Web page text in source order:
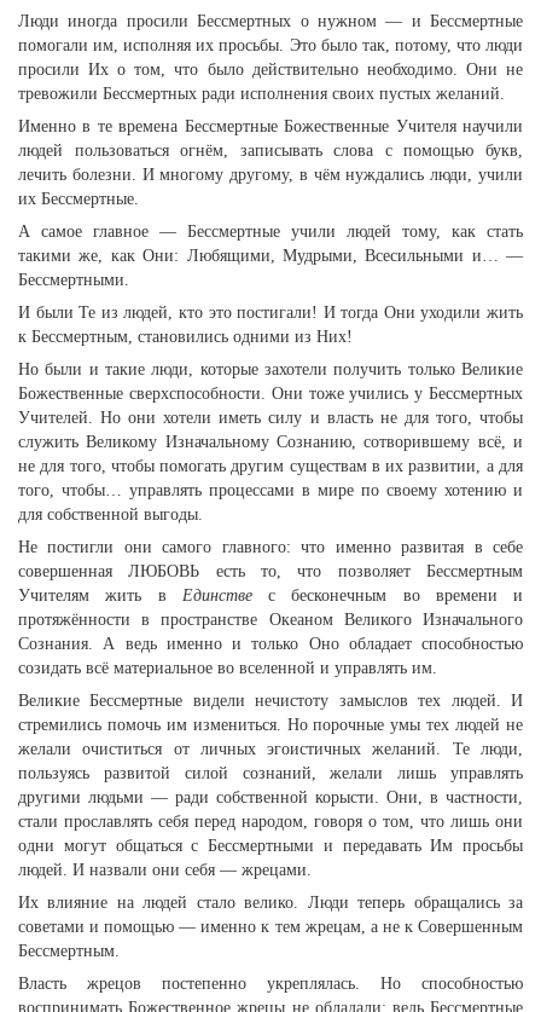
Люди иногда просили Бессмертных о нужном — и Бессмертные
помогали им, исполняя их просьбы. Это было так, потому, что люди
просили Их о том, что было действительно необходимо. Они не
тревожили Бессмертных ради исполнения своих пустых желаний.
Именно в те времена Бессмертные Божественные Учителя научили
людей пользоваться огнём, записывать слова с помощью букв,
лечить болезни. И многому другому, в чём нуждались люди, учили
их Бессмертные.
А самое главное — Бессмертные учили людей тому, как стать
такими же, как Они: Любящими, Мудрыми, Всесильными и… —
Бессмертными.
И были Те из людей, кто это постигали! И тогда Они уходили жить
к Бессмертным, становились одними из Них!
Но были и такие люди, которые захотели получить только Великие
Божественные сверхспособности. Они тоже учились у Бессмертных
Учителей. Но они хотели иметь силу и власть не для того, чтобы
служить Великому Изначальному Сознанию, сотворившему всё, и
не для того, чтобы помогать другим существам в их развитии, а для
того, чтобы… управлять процессами в мире по своему хотению и
для собственной выгоды.
Не постигли они самого главного: что именно развитая в себе
совершенная ЛЮБОВЬ есть то, что позволяет Бессмертным
Учителям жить в Единствес бесконечным во времени и
протяжённости в пространстве Океаном Великого Изначального
Сознания. А ведь именно и только Оно обладает способностью
созидать всё материальное во вселенной и управлять им.
Великие Бессмертные видели нечистоту замыслов тех людей. И
стремились помочь им измениться. Но порочные умы тех людей не
желали очиститься от личных эгоистичных желаний. Те люди,
пользуясь развитой силой сознаний, желали лишь управлять
другими людьми — ради собственной корысти. Они, в частности,
стали прославлять себя перед народом, говоря о том, что лишь они
одни могут общаться с Бессмертными и передавать Им просьбы
людей. И назвали они себя — жрецами.
Их влияние на людей стало велико. Люди теперь обращались за
советами и помощью — именно к тем жрецам, а не к Совершенным
Бессмертным.
Власть жрецов постепенно укреплялась. Но способностью
воспринимать Божественное жрецы не обладали: ведь Бессмертные